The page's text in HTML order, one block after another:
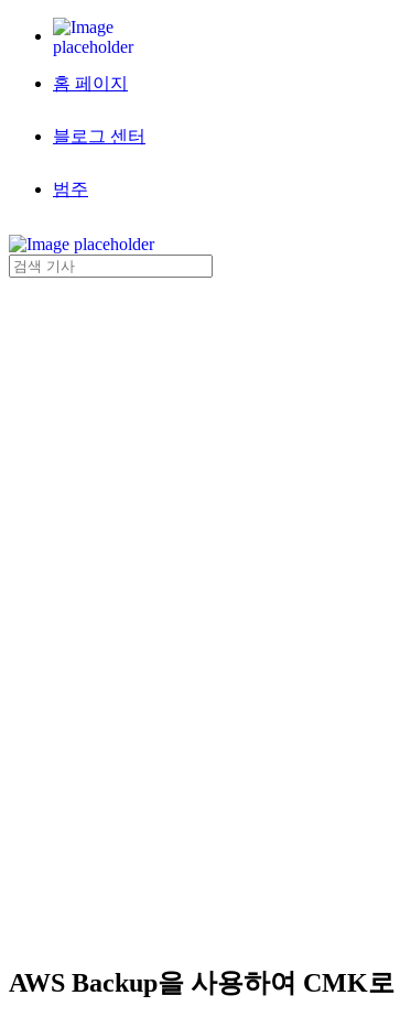
홈 페이지
블로그 센터
범주
AWS Backup을 사용하여 CMK